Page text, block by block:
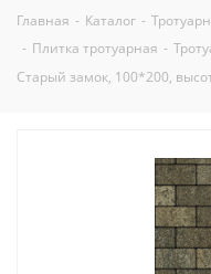
Главная - Каталог -
- Плитка тротуарная -
Старый замок, 100*200,